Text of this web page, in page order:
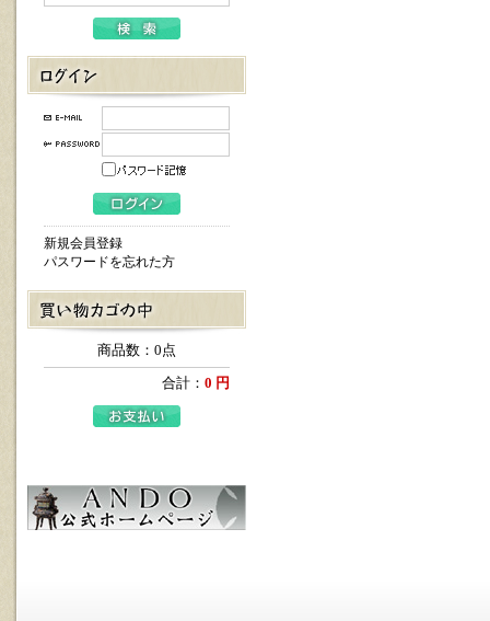
新規会員登録
パスワードを忘れた方
商品数：0点
合計： 0 円